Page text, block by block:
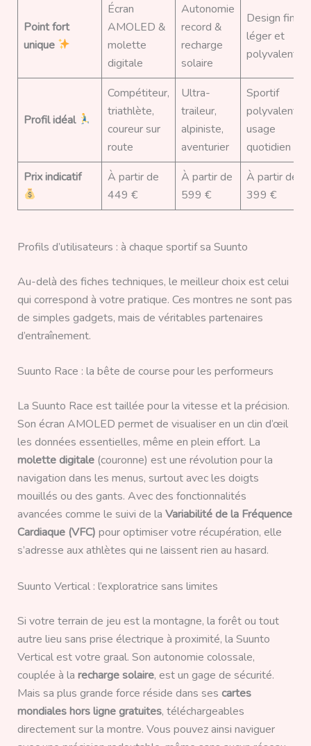
Point fort
unique
Écran
AMOLED &
molette
digitale
Autonomie
record &
recharge
solaire
Design fin,
léger et
polyvalent
Profil idéal
Compétiteur,
triathlète,
coureur sur
route
Ultra-
traileur,
alpiniste,
aventurier
Sportif
polyvalent,
usage
quotidien
Prix indicatif
À partir de
449 €
À partir de
599 €
À partir de
399 €
Profils d’utilisateurs : à chaque sportif sa Suunto
Au-delà des fiches techniques, le meilleur choix est celui
qui correspond à votre pratique. Ces montres ne sont pas
de simples gadgets, mais de véritables partenaires
d’entraînement.
Suunto Race : la bête de course pour les performeurs
La Suunto Race est taillée pour la vitesse et la précision.
Son écran AMOLED permet de visualiser en un clin d’œil
les données essentielles, même en plein effort. La
molette digitale(couronne) est une révolution pour la
navigation dans les menus, surtout avec les doigts
mouillés ou des gants. Avec des fonctionnalités
avancées comme le suivi de la Variabilité de la Fréquence
Cardiaque (VFC) pour optimiser votre récupération, elle
s’adresse aux athlètes qui ne laissent rien au hasard.
Suunto Vertical : l’exploratrice sans limites
Si votre terrain de jeu est la montagne, la forêt ou tout
autre lieu sans prise électrique à proximité, la Suunto
Vertical est votre graal. Son autonomie colossale,
couplée à la recharge solaire, est un gage de sécurité.
Mais sa plus grande force réside dans ses cartes
mondiales hors ligne gratuites, téléchargeables
directement sur la montre. Vous pouvez ainsi naviguer